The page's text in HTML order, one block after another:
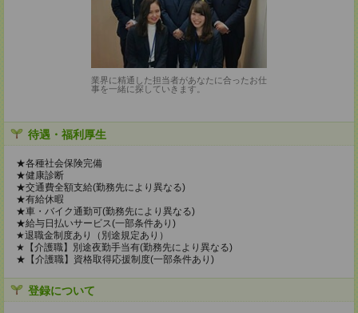
業界に精通した担当者があなたに合ったお仕
事を一緒に探していきます。
待遇・福利厚生
★各種社会保険完備
★健康診断
★交通費全額支給(勤務先により異なる)
★有給休暇
★車・バイク通勤可(勤務先により異なる)
★給与日払いサービス(一部条件あり)
★退職金制度あり（別途規定あり）
★【介護職】別途夜勤手当有(勤務先により異なる)
★【介護職】資格取得応援制度(一部条件あり)
登録について